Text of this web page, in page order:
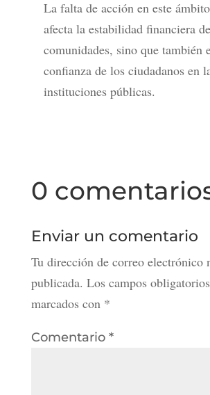
La falta de acción en este
afecta la estabilidad financiera
comunidades, sino que también
confianza de los ciudadanos en
instituciones públicas.
0
Enviar un comentario
Tu dirección de correo electrónico
publicada. Los campos
marcados con *
Comentario *